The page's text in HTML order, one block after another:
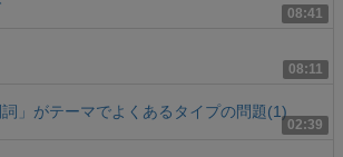
08:41
08:11
02:39
」がテーマでよくあるタイプの問題(1)